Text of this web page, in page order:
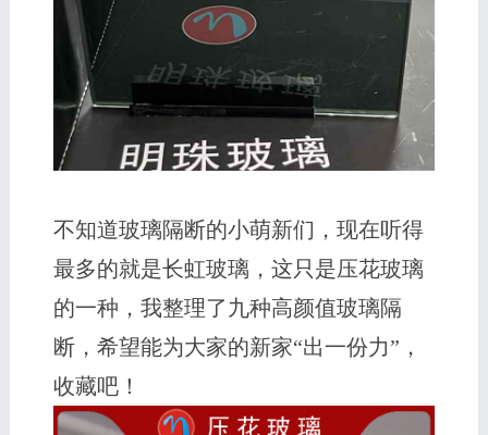
不知道玻璃隔断的小萌新们，现在听得
最多的就是长虹玻璃，这只是压花玻璃
的一种，我整理了九种高颜值玻璃隔
断，希望能为大家的新家“出一份力”，
收藏吧！